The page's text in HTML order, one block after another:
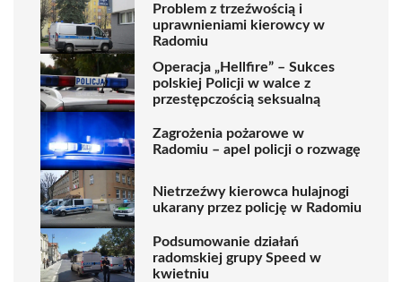
Problem z trzeźwością i
uprawnieniami kierowcy w
Radomiu
Operacja „Hellfire” – Sukces
polskiej Policji w walce z
przestępczością seksualną
Zagrożenia pożarowe w
Radomiu – apel policji o rozwagę
Nietrzeźwy kierowca hulajnogi
ukarany przez policję w Radomiu
Podsumowanie działań
radomskiej grupy Speed w
kwietniu